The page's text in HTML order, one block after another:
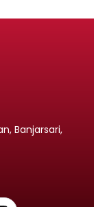
Banjarsari,